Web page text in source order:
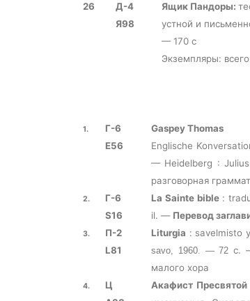
26
Д-4
Я98
Ящик Пандоры:
устной и
— 170 с
Экземпляры:
1.
Г-6
Е56
Gaspey Thomas
Englische
— Heidelberg :
разговорная
2.
Г-6
S16
La Sainte bible:
il. — Перевод
3.
П-2
L81
Liturgia : savelmisto
savo, 1960. — 72с.
малого хора
4.
Ц
Акафист